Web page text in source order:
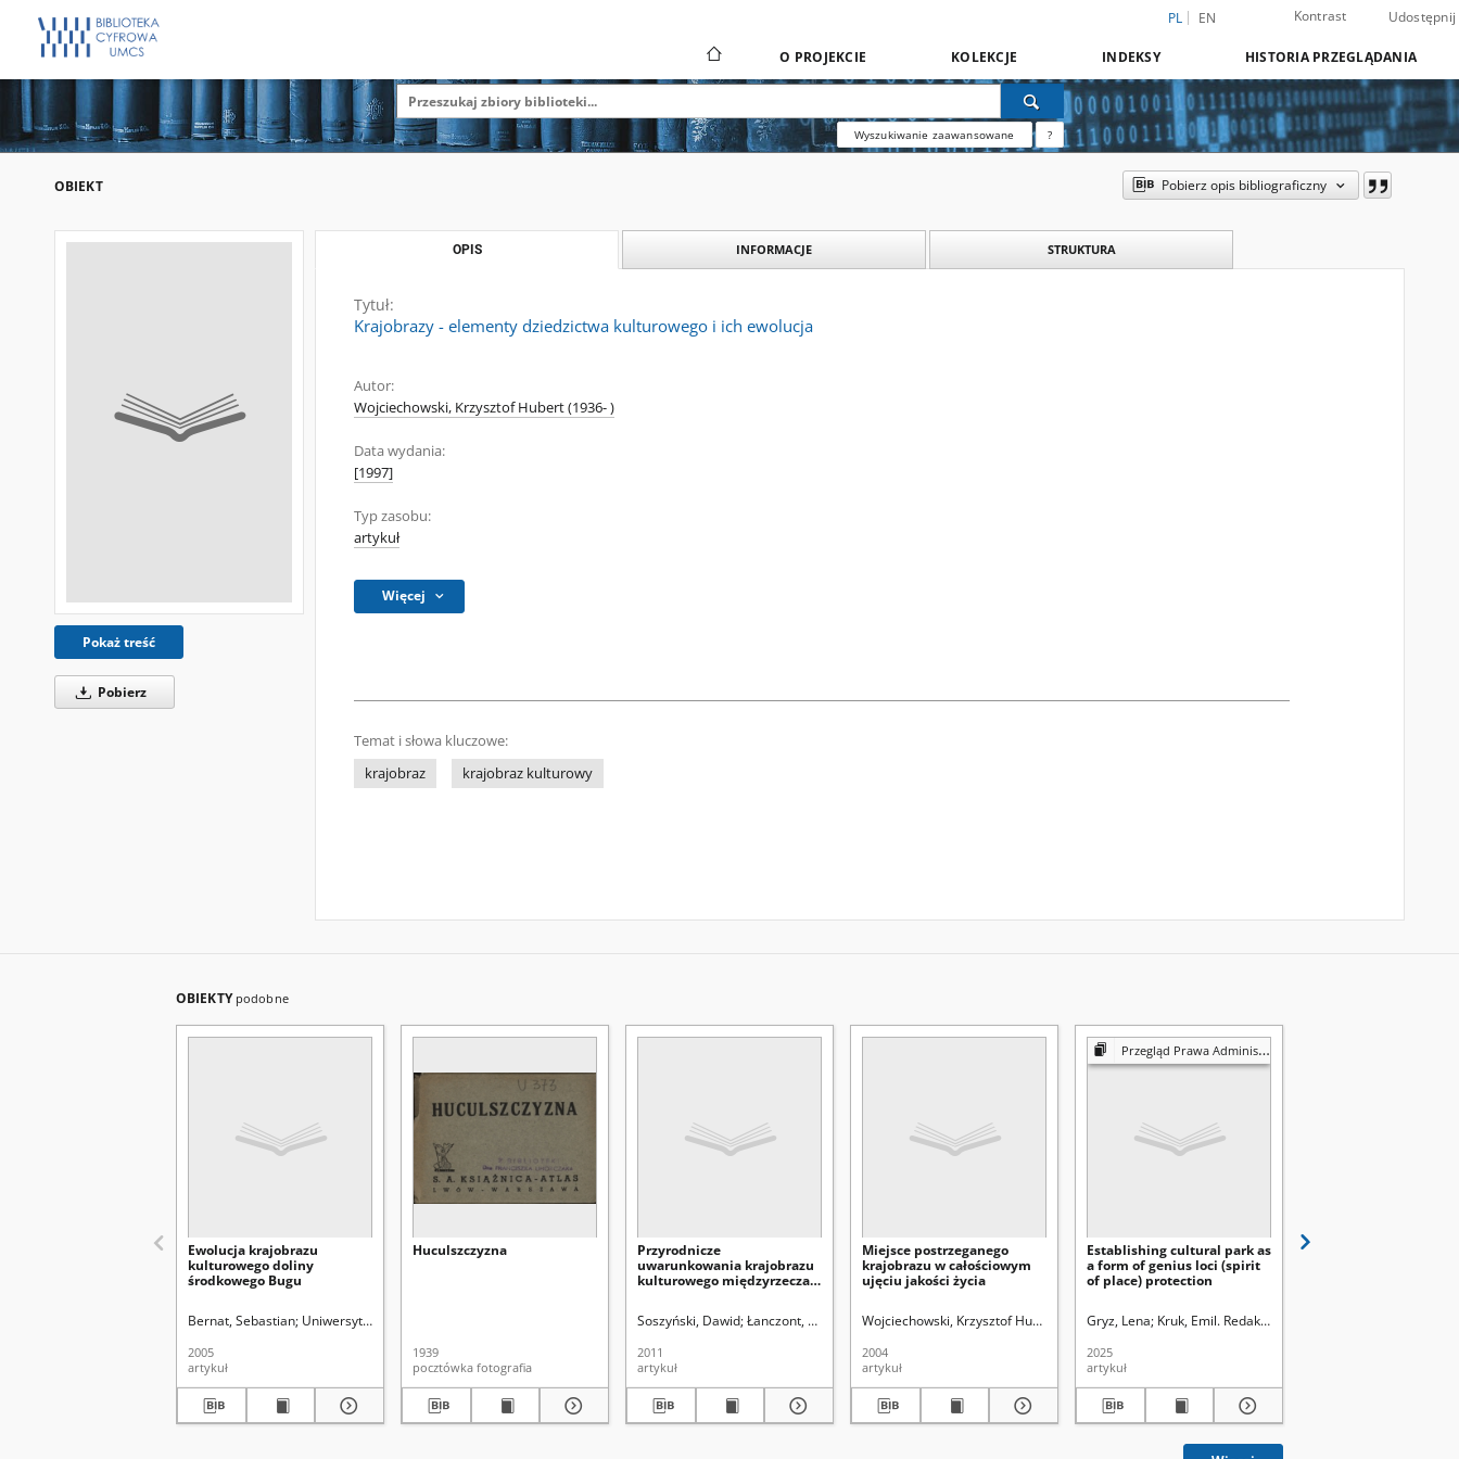
PL EN Kontrast Udostępnij
O PROJEKCIE KOLEKCJE INDEKSY HISTORIA PRZEGLĄDANIA
Wyszukiwanie zaawansowane ?
OBIEKT Pobierz opis bibliograficzny
Pokaż treść
Pobierz
OPIS INFORMACJE STRUKTURA
Tytuł:
Krajobrazy - elementy dziedzictwa kulturowego i ich ewolucja
Autor:
Wojciechowski, Krzysztof Hubert (1936- )
Data wydania:
[1997]
Typ zasobu:
artykuł
Więcej
Temat i słowa kluczowe:
krajobraz
krajobraz kulturowy
OBIEKTY podobne
Ewolucja krajobrazu
kulturowego doliny
środkowego Bugu
Bernat, Sebastian Uniwersytet Marii Curie-Skłodowskiej (Lublin)
2005
artykuł
Huculszczyzna
1939
pocztówka fotografia
Przyrodnicze
uwarunkowania krajobrazu
kulturowego międzyrzecza
Soszyński, Dawid Łanczont, Maria. Red.
2011
artykuł
Miejsce postrzeganego
krajobrazu w całościowym
ujęciu jakości życia
Wojciechowski, Krzysztof Hubert (1936- ) Uniwersytet Marii Curie-Skłodowskiej (Lublin)
2004
artykuł
Przegląd Prawa Administracyjnego
Establishing cultural park as
a form of genius loci (spirit
of place) protection
Gryz, Lena Kruk, Emil. Redaktor
2025
artykuł